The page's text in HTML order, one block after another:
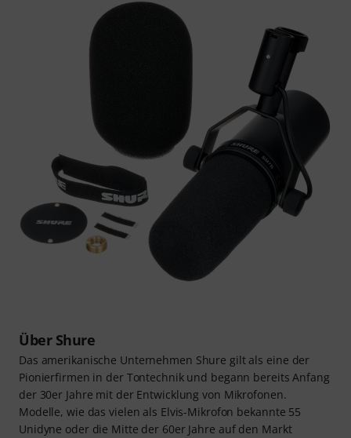
Über Shure
Das amerikanische Unternehmen Shure gilt als eine der
Pionierfirmen in der Tontechnik und begann bereits Anfang
der 30er Jahre mit der Entwicklung von Mikrofonen.
Modelle, wie das vielen als Elvis-Mikrofon bekannte 55
Unidyne oder die Mitte der 60er Jahre auf den Markt